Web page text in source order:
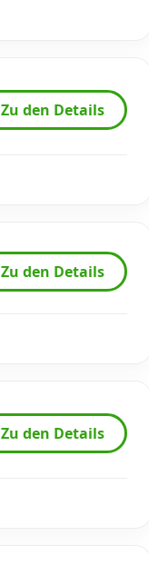
Zu den Details
Zu den Details
Zu den Details